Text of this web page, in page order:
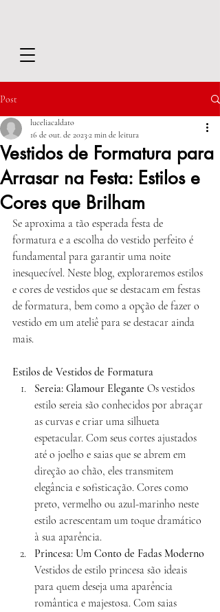
Post
Vestidos de Formatura para
Arrasar na Festa: Estilos e
Cores que Brilham
luceliacaldato
16 de out. de 2023 2 min de leitura
Se aproxima a tão esperada festa de
formatura e a escolha do vestido perfeito é
fundamental para garantir uma noite
inesquecível. Neste blog, exploraremos estilos
e cores de vestidos que se destacam em festas
de formatura, bem como a opção de fazer o
vestido em um ateliê para se destacar ainda
mais.
Estilos de Vestidos de Formatura
Sereia: Glamour Elegante Os vestidos
estilo sereia são conhecidos por abraçar
as curvas e criar uma silhueta
espetacular. Com seus cortes ajustados
até o joelho e saias que se abrem em
direção ao chão, eles transmitem
elegância e sofisticação. Cores como
preto, vermelho ou azul-marinho neste
estilo acrescentam um toque dramático
à sua aparência.
Princesa: Um Conto de Fadas Moderno
Vestidos de estilo princesa são ideais
para quem deseja uma aparência
romântica e majestosa. Com saias